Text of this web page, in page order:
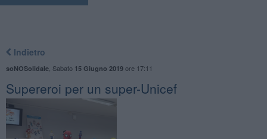
Indietro
soNOSolidale, Sabato 15 Giugno 2019ore 17:11
​Supereroi per un super-Unicef